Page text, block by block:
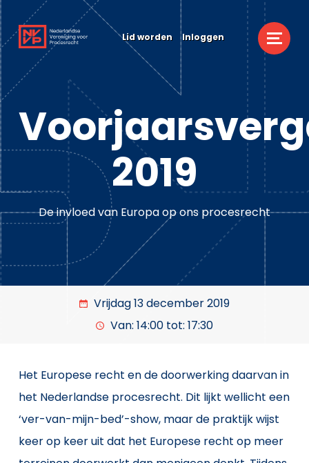
Lid worden Inloggen
2019
De invloed van Europa op ons procesrecht
Vrijdag 13 december 2019
Van: 14:00 tot: 17:30
Het Europese recht en de doorwerking daarvan in
het Nederlandse procesrecht. Dit lijkt wellicht een
‘ver-van-mijn-bed’-show, maar de praktijk wijst
keer op keer uit dat het Europese recht op meer